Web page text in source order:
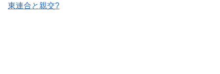
東連合と親交?